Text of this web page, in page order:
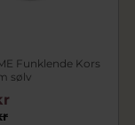
Funklende Kors
sølv